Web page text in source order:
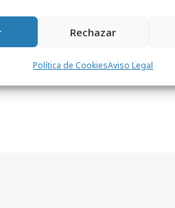
Rechazar
Política de CookiesAviso Legal